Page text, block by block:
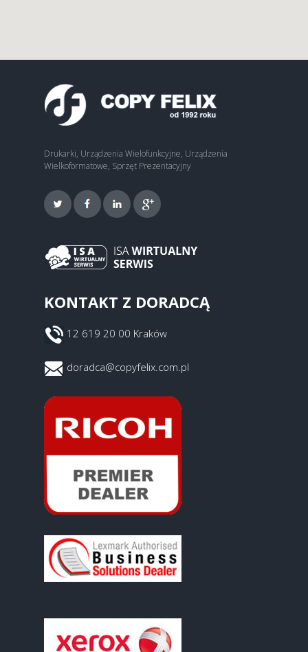
Drukarki, Urządzenia Wielofunkcyjne, Urządzenia
Wielkoformatowe, Sprzęt Prezentacyjny
KONTAKT Z DORADCĄ
12 619 20 00 Kraków
doradca@copyfelix.com.pl